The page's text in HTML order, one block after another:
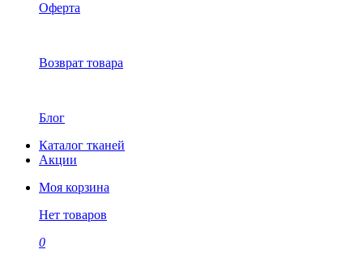
Оферта
Возврат товара
Блог
Каталог тканей
Акции
Моя корзина
Нет товаров
0